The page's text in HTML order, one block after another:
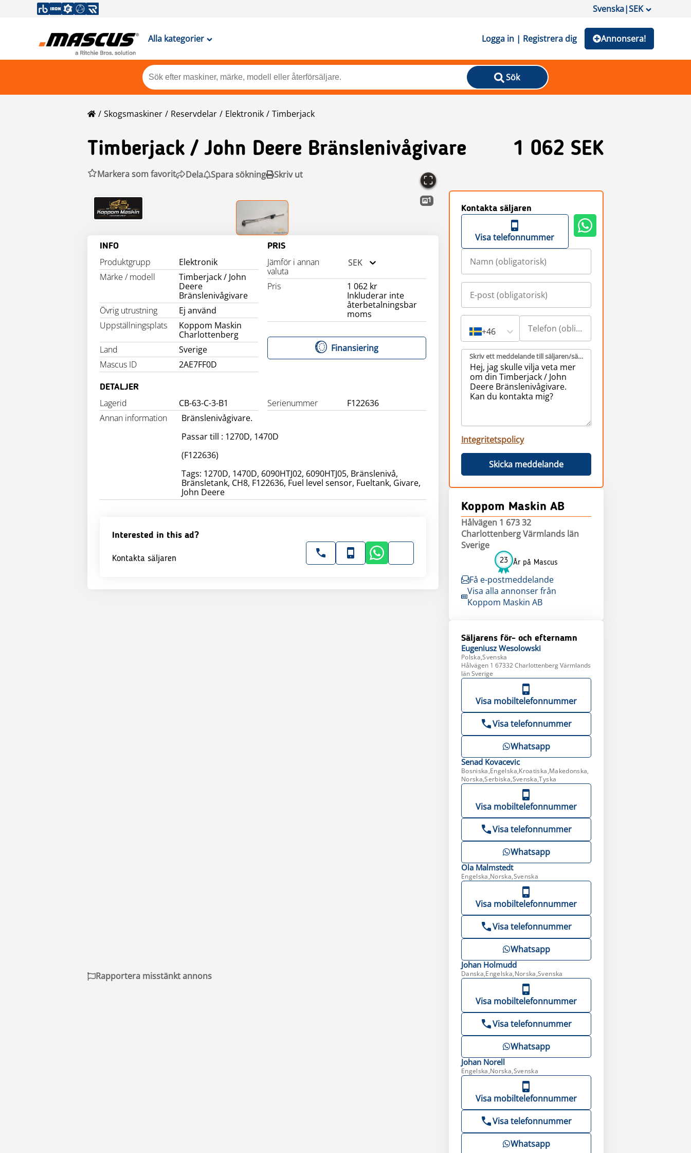
Svenska|SEK
Alla kategorier Logga in | Registrera dig Annonsera!
Sök
Skogsmaskiner Reservdelar Elektronik Timberjack
Timberjack / John Deere Bränslenivågivare 1 062 SEK
Markera som favorit Dela Spara sökning Skriv ut
1
INFO
Produktgrupp
Elektronik
Märke / modell
Timberjack / John
Deere
Bränslenivågivare
Övrig utrustning
Ej använd
Uppställningsplats
Koppom Maskin
Charlottenberg
Land
Sverige
Mascus ID
2AE7FF0D
PRIS
Jämför i annan
valuta
SEK
Pris
1 062 kr
Inkluderar inte
återbetalningsbar
moms
Finansiering
DETALJER
Lagerid CB-63-C-3-B1 Serienummer
F122636
Annan information
Bränslenivågivare.
Passar till : 1270D, 1470D
(F122636)
Tags: 1270D, 1470D, 6090HTJ02, 6090HTJ05, Bränslenivå,
Bränsletank, CH8, F122636, Fuel level sensor, Fueltank, Givare,
John Deere
Interested in this ad?
Kontakta säljaren
Kontakta säljaren
Visa telefonnummer
+46
Skriv ett meddelande till säljaren/säljarna (obligatorisk)
Integritetspolicy
Skicka meddelande
Koppom Maskin AB
Hålvägen 1 673 32
Charlottenberg Värmlands län
Sverige
23 År på Mascus
Få e-postmeddelande
Visa alla annonser från
Koppom Maskin AB
Säljarens för- och efternamn
Eugeniusz Wesolowski
Polska,Svenska
Hålvägen 1 67332 Charlottenberg Värmlands
län Sverige
Visa mobiltelefonnummer
Visa telefonnummer
Whatsapp
Senad Kovacevic
Bosniska,Engelska,Kroatiska,Makedonska,
Norska,Serbiska,Svenska,Tyska
Visa mobiltelefonnummer
Visa telefonnummer
Whatsapp
Ola Malmstedt
Engelska,Norska,Svenska
Visa mobiltelefonnummer
Visa telefonnummer
Whatsapp
Johan Holmudd
Danska,Engelska,Norska,Svenska
Visa mobiltelefonnummer
Visa telefonnummer
Whatsapp
Johan Norell
Engelska,Norska,Svenska
Visa mobiltelefonnummer
Visa telefonnummer
Whatsapp
Rapportera misstänkt annons